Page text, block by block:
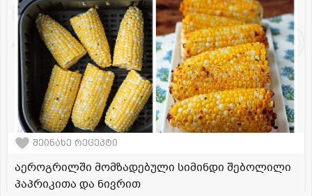
შეინახე რეცეპტი
აეროგრილში მომზადებული სიმინდი შებოლილი
პაპრიკითა და ნივრით